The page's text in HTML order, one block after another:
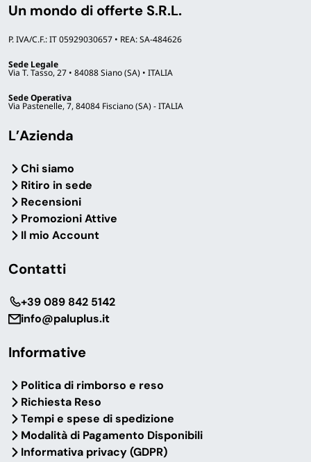
Un mondo di offerte S.R.L.
P. IVA/C.F.: IT 05929030657 • REA: SA-484626
Sede Legale
Via T. Tasso, 27 • 84088 Siano (SA) • ITALIA
Sede Operativa
Via Pastenelle, 7, 84084 Fisciano (SA) - ITALIA
L’Azienda
Chi siamo
Ritiro in sede
Recensioni
Promozioni Attive
Il mio Account
Contatti
‎+39 089 842 5142
info@paluplus.it
Informative
Politica di rimborso e reso
Richiesta Reso
Tempi e spese di spedizione
Modalità di Pagamento Disponibili
Informativa privacy (GDPR)